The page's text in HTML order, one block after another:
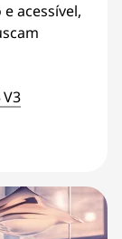
acessível,